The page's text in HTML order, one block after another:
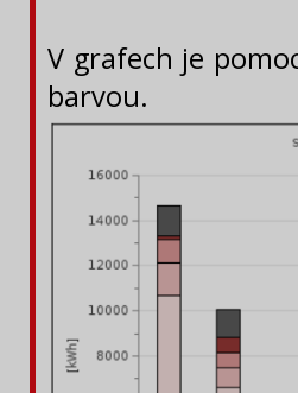
V grafech je
barvou.